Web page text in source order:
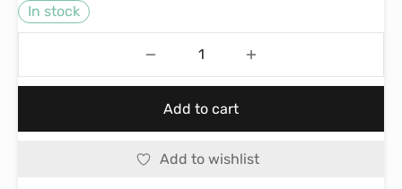
In stock
Add to cart
Add to wishlist